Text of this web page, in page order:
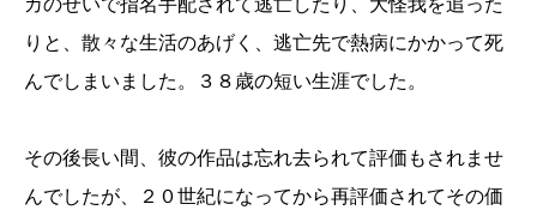
りと、散々な生活のあげく、逃亡先で熱病にかかって死
んでしまいました。３８歳の短い生涯でした。
その後長い間、彼の作品は忘れ去られて評価もされませ
んでしたが、２０世紀になってから再評価されてその価